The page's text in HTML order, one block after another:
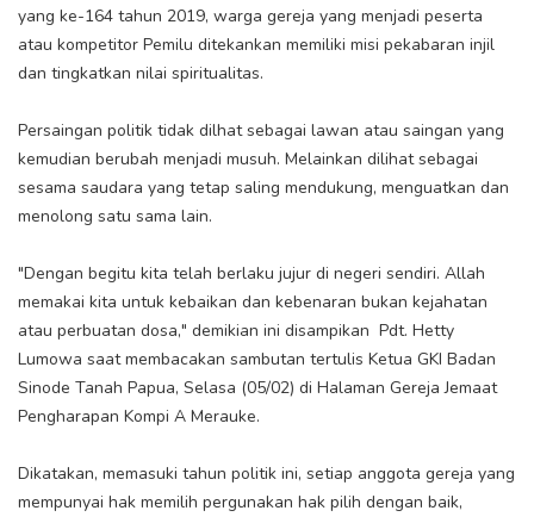
yang ke-164 tahun 2019, warga gereja yang menjadi peserta
atau kompetitor Pemilu ditekankan memiliki misi pekabaran injil
dan tingkatkan nilai spiritualitas.
Persaingan politik tidak dilhat sebagai lawan atau saingan yang
kemudian berubah menjadi musuh. Melainkan dilihat sebagai
sesama saudara yang tetap saling mendukung, menguatkan dan
menolong satu sama lain.
"Dengan begitu kita telah berlaku jujur di negeri sendiri. Allah
memakai kita untuk kebaikan dan kebenaran bukan kejahatan
atau perbuatan dosa," demikian ini disampikan Pdt. Hetty
Lumowa saat membacakan sambutan tertulis Ketua GKI Badan
Sinode Tanah Papua, Selasa (05/02) di Halaman Gereja Jemaat
Pengharapan Kompi A Merauke.
Dikatakan, memasuki tahun politik ini, setiap anggota gereja yang
mempunyai hak memilih pergunakan hak pilih dengan baik,